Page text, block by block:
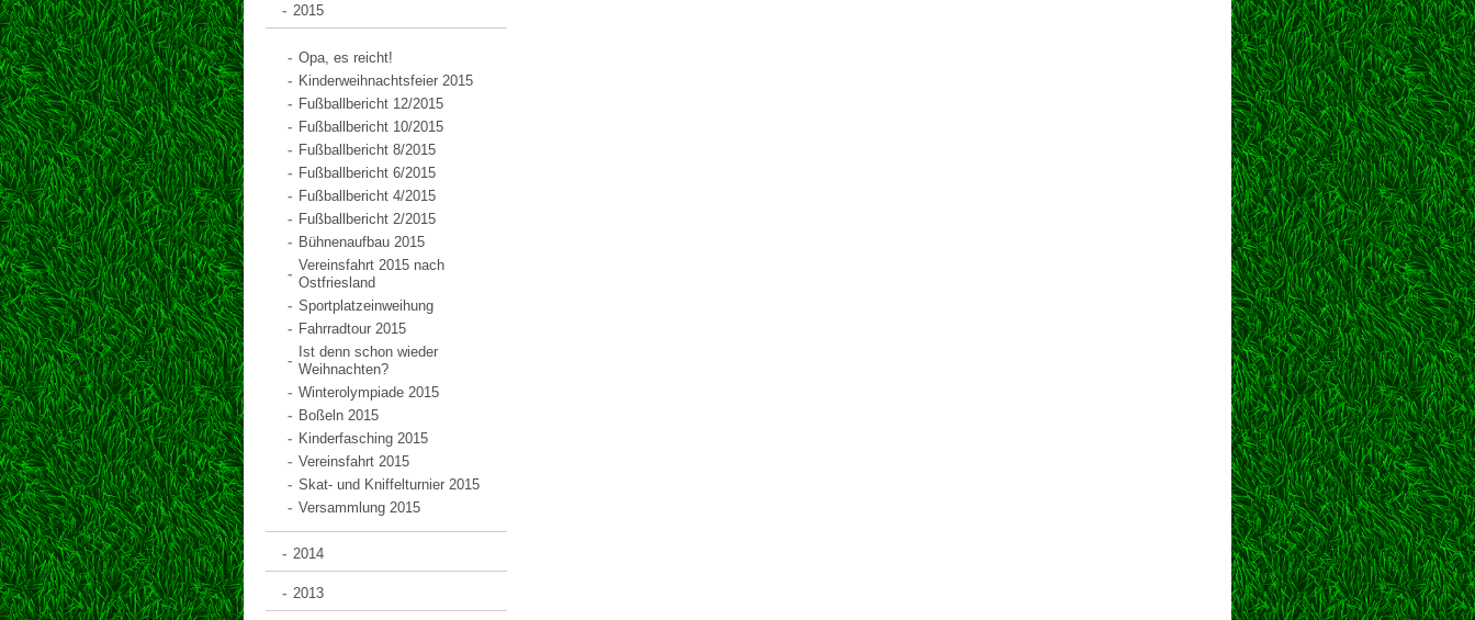
2015
Opa, es reicht!
Kinderweihnachtsfeier 2015
Fußballbericht 12/2015
Fußballbericht 10/2015
Fußballbericht 8/2015
Fußballbericht 6/2015
Fußballbericht 4/2015
Fußballbericht 2/2015
Bühnenaufbau 2015
Vereinsfahrt 2015 nach
Ostfriesland
Sportplatzeinweihung
Fahrradtour 2015
Ist denn schon wieder
Weihnachten?
Winterolympiade 2015
Boßeln 2015
Kinderfasching 2015
Vereinsfahrt 2015
Skat- und Kniffelturnier 2015
Versammlung 2015
2014
2013